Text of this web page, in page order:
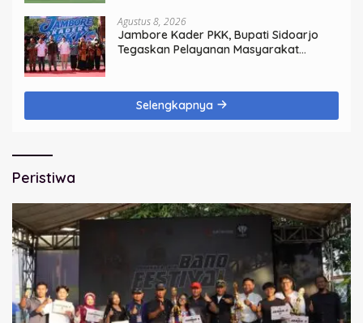
Agustus 8, 2026
Jambore Kader PKK, Bupati Sidoarjo
Tegaskan Pelayanan Masyarakat
Selengkapnya
Peristiwa